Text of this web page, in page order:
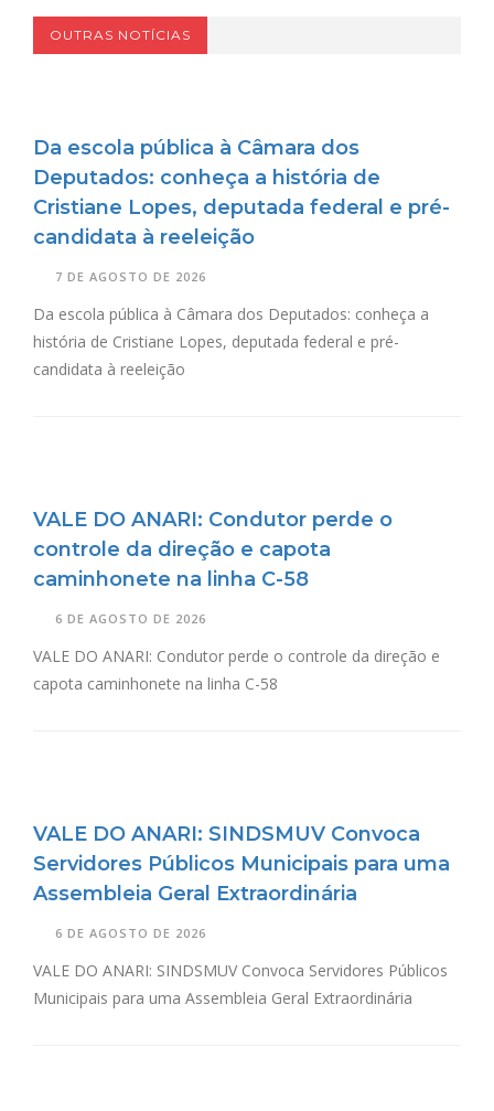
OUTRAS NOTÍCIAS
Da escola pública à Câmara dos
Deputados: conheça a história de
Cristiane Lopes, deputada federal e pré-
candidata à reeleição
7 DE AGOSTO DE 2026
Da escola pública à Câmara dos Deputados: conheça a
história de Cristiane Lopes, deputada federal e pré-
candidata à reeleição
VALE DO ANARI: Condutor perde o
controle da direção e capota
caminhonete na linha C-58
6 DE AGOSTO DE 2026
VALE DO ANARI: Condutor perde o controle da direção e
capota caminhonete na linha C-58
VALE DO ANARI: SINDSMUV Convoca
Servidores Públicos Municipais para uma
Assembleia Geral Extraordinária
6 DE AGOSTO DE 2026
VALE DO ANARI: SINDSMUV Convoca Servidores Públicos
Municipais para uma Assembleia Geral Extraordinária